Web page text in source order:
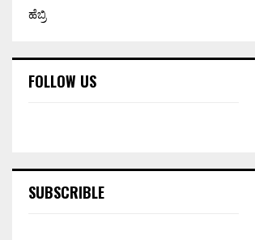
ಹೆಬ್ರಿ
FOLLOW US
SUBSCRIBLE